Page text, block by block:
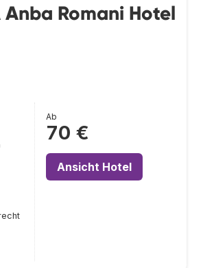
Anba Romani Hotel
Ab
70 €
Ansicht Hotel